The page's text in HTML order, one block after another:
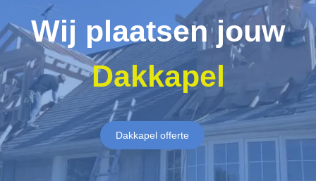
Wij plaatsen jouw
Dakkapel
Dakkapel offerte